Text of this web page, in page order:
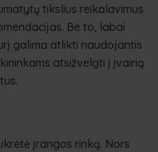
tikslius reikalavimus
Be to, labai
galima atlikti naudojantis
atsižvelgti į įvairią
įrangos rinką. Nors